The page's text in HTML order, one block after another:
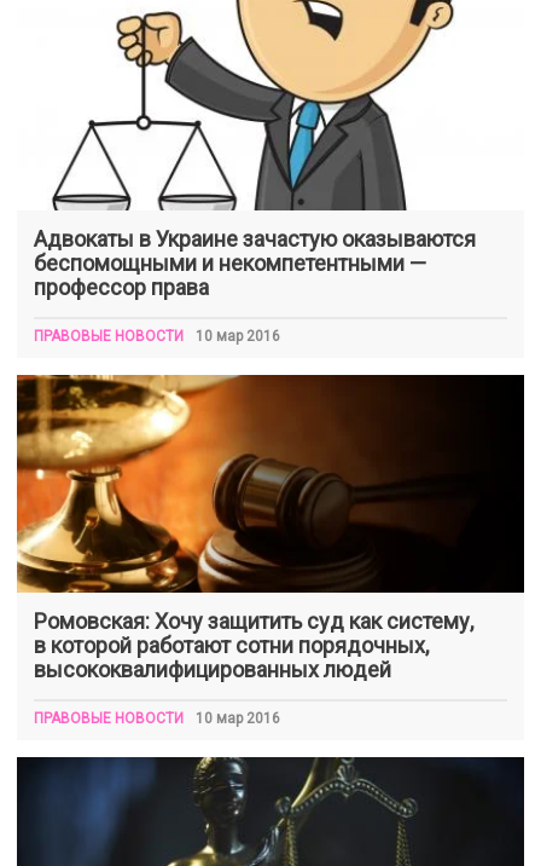
Адвокаты в Украине зачастую оказываются
беспомощными и некомпетентными —
профессор права
ПРАВОВЫЕ НОВОСТИ 10 мар 2016
Ромовская: Хочу защитить суд как систему,
в которой работают сотни порядочных,
высококвалифицированных людей
ПРАВОВЫЕ НОВОСТИ 10 мар 2016